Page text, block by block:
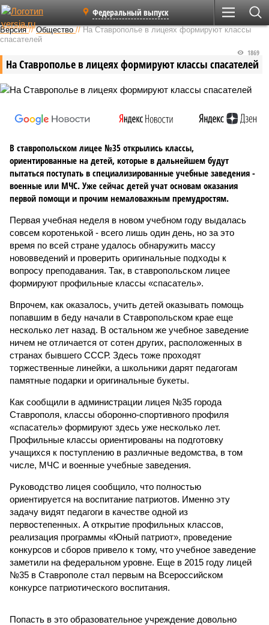
Федеральный выпуск
Версия //Общество //На Ставрополье в лицеях формируют классы
спасателей
На Ставрополье в лицеях формируют классы спасателей
1869
В ставропольском лицее №35 открылись классы,
ориентированные на детей, которые в дальнейшем будут
пытаться поступать в специализированные учебные заведения -
военные или МЧС. Уже сейчас детей учат основам оказания
первой помощи и прочим немаловажным премудростям.
Первая учебная неделя в новом учебном году выдалась
совсем коротенькой - всего лишь один день, но за это
время по всей стране удалось обнаружить массу
нововведений и проверить оригинальные подходы к
вопросу преподавания. Так, в ставропольском лицее
формируют профильные классы «спасатель».
Впрочем, как оказалось, учить детей оказывать помощь
попавшим в беду начали в Ставропольском крае еще
несколько лет назад. В остальном же учебное заведение
ничем не отличается от сотен других, расположенных в
странах бывшего СССР. Здесь тоже проходят
торжественные линейки, а школьники дарят педагогам
памятные подарки и оригинальные букеты.
Как сообщили в администрации лицея №35 города
Ставрополя, классы оборонно-спортивного профиля
«спасатель» формируют здесь уже несколько лет.
Профильные классы ориентированы на подготовку
учащихся к поступлению в различные ведомства, в том
числе, МЧС и военные учебные заведения.
Руководство лицея сообщило, что полностью
ориентируется на воспитание патриотов. Именно эту
задачу видят педагоги в качестве одной из
первостепенных. А открытие профильных классов,
реализация программы «Юный патриот», проведение
конкурсов и сборов привело к тому, что учебное заведение
заметили на федеральном уровне. Еще в 2015 году лицей
№35 в Ставрополе стал первым на Всероссийском
конкурсе патриотического воспитания.
Попасть в это образовательное учреждение довольно